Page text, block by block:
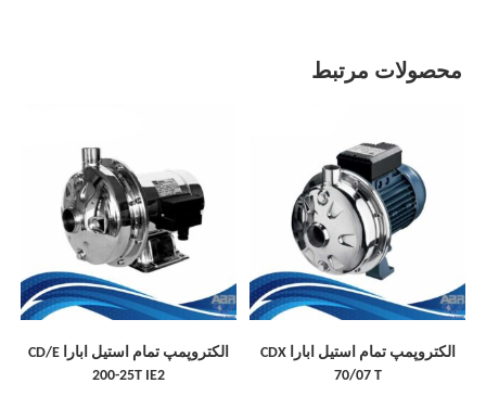
محصولات مرتبط
الکتروپمپ تمام استیل ابارا CDX
70/07 T
الکتروپمپ تمام استیل ابارا CD/E
200-25T IE2